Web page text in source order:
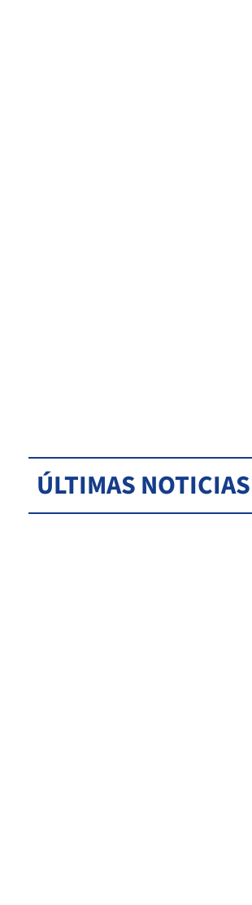
ÚLTIMAS NOTICIAS